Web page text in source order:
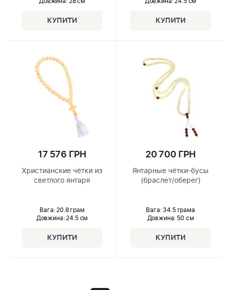
17 576 ГРН
Христианские чётки из
светлого янтаря
Вага: 20.8 грам
Довжина:24.5 см
20 700 ГРН
Янтарные чётки-бусы
(браслет/оберег)
Вага: 34.5 грама
Довжина: 50 см